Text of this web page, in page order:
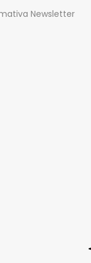
Newsletter